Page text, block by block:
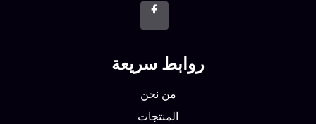
روابط سريعة
من نحن
المنتجات